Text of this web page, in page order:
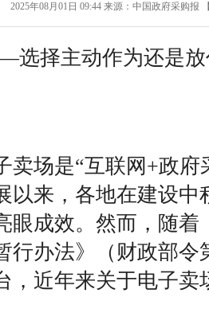
2025年08月01日 09:44来源： 中国政府采购报
选择主动作为还是
卖场是“互联网+政府
以来，各地在建设中
眼成效。然而，随着
行办法》（财政部令
，近年来关于电子